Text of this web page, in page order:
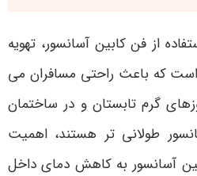
از فن کابین آسانسور، تهویه
که باعث راحتی مسافران می
گرم تابستان و در ساختمان
طولانی تر هستند، اهمیت
آسانسور به کاهش دمای داخل